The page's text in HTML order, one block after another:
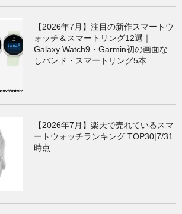
【2026年7月】注目の新作スマートウ
ォッチ＆スマートリング12選｜
Galaxy Watch9・Garmin初の画面な
しバンド・スマートリング5本
【2026年7月】楽天で売れているスマ
ートウォッチランキング TOP30|7/31
時点